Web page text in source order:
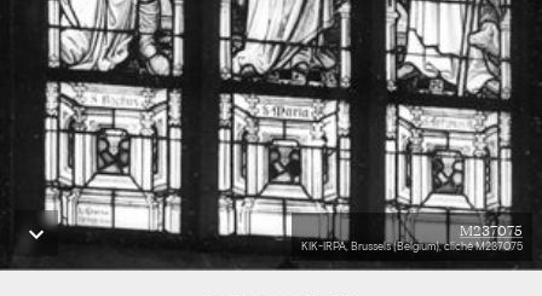
M237075
KIK-IRPA, Brussels (Belgium), cliché M237075